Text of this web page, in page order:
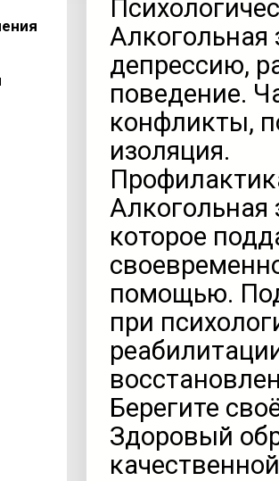
депрессию,
поведение.
конфликты,
изоляция.
Алкогольная
которое
помощью.
при
Берегите
Здоровый